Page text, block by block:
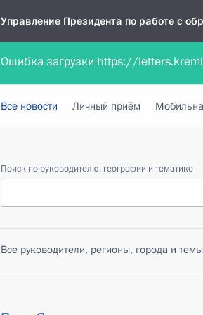
Управление Президента по работе с
Обратиться в форме электронного
Все новости Личный приём
Поиск по руководителю, географии и тематике
Все руководители, регионы, города и темы
Ошибка загрузки https://